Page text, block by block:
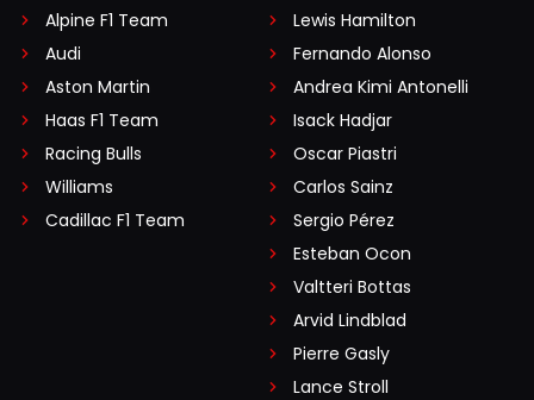
Alpine F1 Team
Audi
Aston Martin
Haas F1 Team
Racing Bulls
Williams
Cadillac F1 Team
Lewis Hamilton
Fernando Alonso
Andrea Kimi Antonelli
Isack Hadjar
Oscar Piastri
Carlos Sainz
Sergio Pérez
Esteban Ocon
Valtteri Bottas
Arvid Lindblad
Pierre Gasly
Lance Stroll